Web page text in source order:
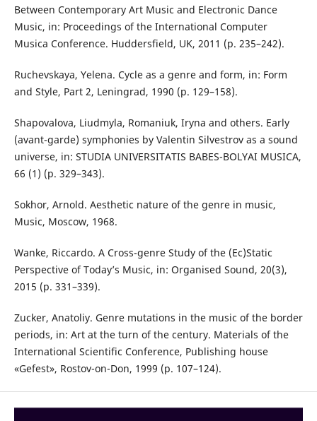
Between Contemporary Art Music and Electronic Dance
Music, in: Proceedings of the International Computer
Musica Conference. Huddersfield, UK, 2011 (p. 235–242).
Ruchevskaya, Yelena. Cycle as a genre and form, in: Form
and Style, Part 2, Leningrad, 1990 (p. 129–158).
Shapovalova, Liudmyla, Romaniuk, Iryna and others. Early
(avant-garde) symphonies by Valentin Silvestrov as a sound
universe, in: STUDIA UNIVERSITATIS BABES-BOLYAI MUSICA,
66 (1) (p. 329–343).
Sokhor, Arnold. Aesthetic nature of the genre in music,
Music, Moscow, 1968.
Wanke, Riccardo. A Cross-genre Study of the (Ec)Static
Perspective of Today’s Music, in: Organised Sound, 20(3),
2015 (p. 331–339).
Zucker, Anatoliy. Genre mutations in the music of the border
periods, in: Art at the turn of the century. Materials of the
International Scientific Conference, Publishing house
«Gefest», Rostov-on-Don, 1999 (p. 107–124).